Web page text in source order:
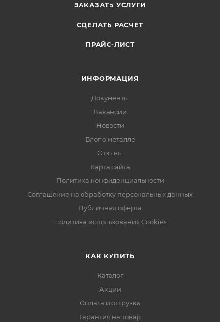
ЗАКАЗАТЬ УСЛУГИ
СДЕЛАТЬ РАСЧЕТ
ПРАЙС-ЛИСТ
ИНФОРМАЦИЯ
Документы
Вакансии
Новости
Блог о металле
Отзывы
Карта сайта
Политика конфиденциальности
Соглашение на обработку персональных данных
Публичная оферта
Политика использования Cookies
КАК КУПИТЬ
Каталог
Акции
Оплата и отгрузка
Гарантия на товар